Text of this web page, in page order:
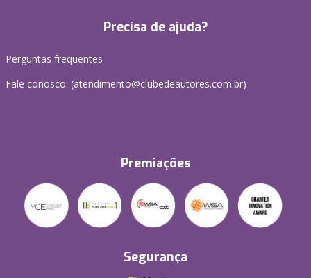
Precisa de ajuda?
Perguntas frequentes
Fale conosco: (atendimento@clubedeautores.com.br)
Premiações
Segurança